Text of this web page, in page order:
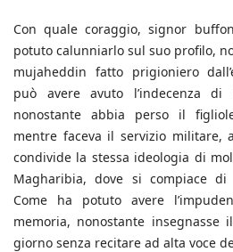
Con quale coraggio, signor
potuto calunniarlo sul suo profilo,
mujaheddin fatto prigioniero
può avere avuto l’indecenza
nonostante abbia perso il
mentre faceva il servizio militare,
condivide la stessa ideologia di
Magharibia, dove si compiace di
Come ha potuto avere
memoria, nonostante insegnasse
giorno senza recitare ad alta voce